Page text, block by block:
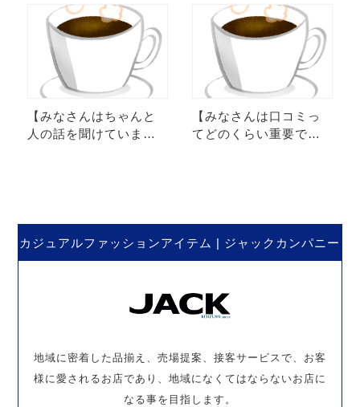
【みなさんはちゃんと
人の話を聞けています
【みなさんは口コミっ
てどのくらい重要です
カジュアルファッションアイテム | ジャックカンパニー
地域に密着した品揃え、売場提案、接客サービスで、お客
様に愛されるお店であり、地域になくてはならないお店に
なる事を目指します。